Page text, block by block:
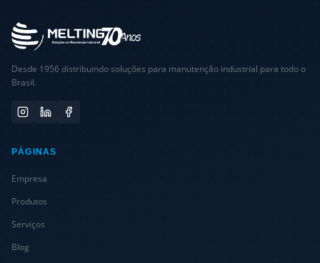
Desde 1956 distribuindo soluções para manutenção industrial para todo o
Brasil.
PÁGINAS
Empresa
Produtos
Serviços
Blog